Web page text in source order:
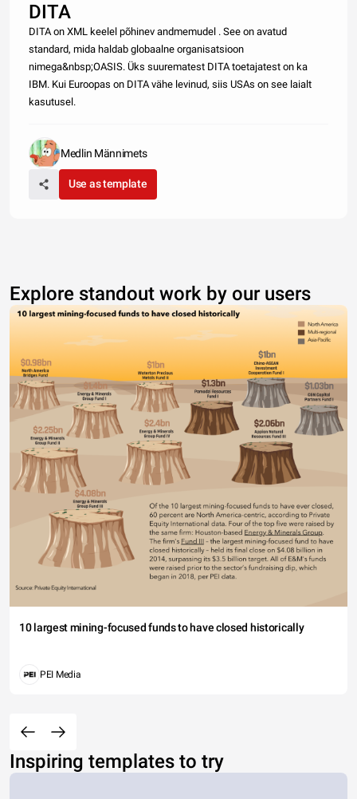
DITA
DITA on XML keelel põhinev andmemudel . See on avatud
standard, mida haldab globaalne organisatsioon
nimega&nbsp;OASIS. Üks suurematest DITA toetajatest on ka
IBM. Kui Euroopas on DITA vähe levinud, siis USAs on see laialt
kasutusel.
Medlin Männimets
Use as template
Explore standout work by our users
10 largest mining-focused funds to have closed historically
PEI Media
Inspiring templates to try